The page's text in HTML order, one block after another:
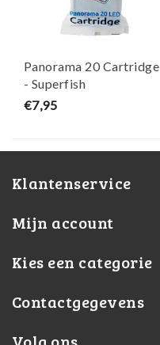
Panorama 20 Cartridge
- Superfish
€7,95
Klantenservice
Mijn account
Kies een categorie
Contactgegevens